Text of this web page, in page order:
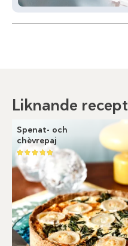
Liknande recept
Spenat- och
chèvrepaj